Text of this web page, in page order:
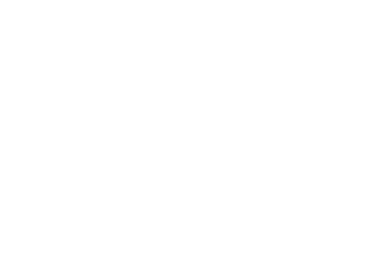
nova regras do registo, alerta associação
Cardíaca” da Bayer
e representam um investimento sustentável para os sistemas de saúde”